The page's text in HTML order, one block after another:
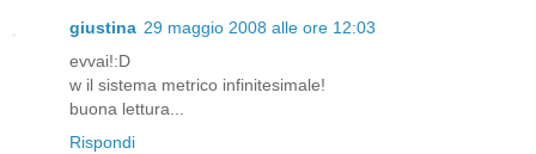
giustina 29 maggio 2008 alle ore 12:03
evvai!:D
w il sistema metrico infinitesimale!
buona lettura...
Rispondi